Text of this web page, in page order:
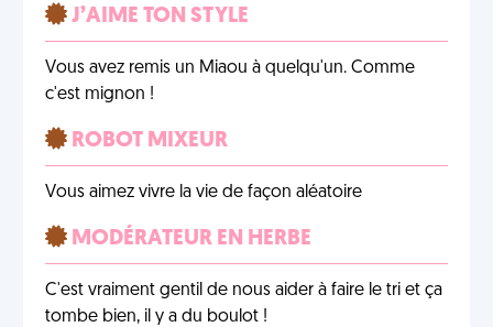
J’AIME TON STYLE
Vous avez remis un Miaou à quelqu'un. Comme
c'est mignon !
ROBOT MIXEUR
Vous aimez vivre la vie de façon aléatoire
MODÉRATEUR EN HERBE
C'est vraiment gentil de nous aider à faire le tri et ça
tombe bien, il y a du boulot !